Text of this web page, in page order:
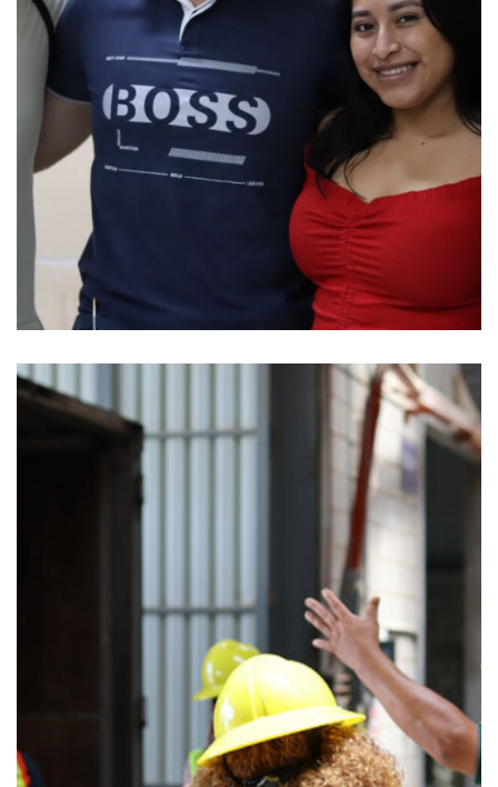
CATIE introduce plantas híbridas de café F1
en el Corredor Seco Centroamericano en la
región Trifinio